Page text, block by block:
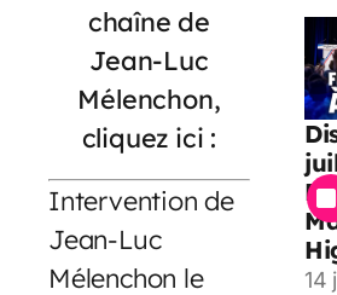
chaîne de
Jean-Luc
Mélenchon,
cliquez ici :
Intervention de
Jean-Luc
Mélenchon le
14